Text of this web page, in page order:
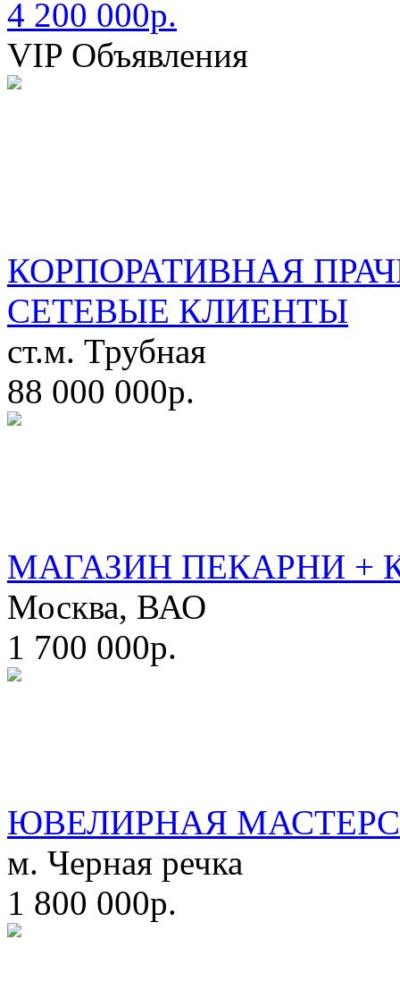
4 200 000р.
VIP Объявления
КОРПОРАТИВНАЯ
СЕТЕВЫЕ КЛИЕНТЫ
ст.м. Трубная
88 000 000р.
МАГАЗИН ПЕКАРНИ +
Москва, ВАО
1 700 000р.
ЮВЕЛИРНАЯ
м. Черная речка
1 800 000р.